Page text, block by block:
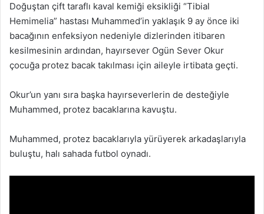
Doğuştan çift taraflı kaval kemiği eksikliği “Tibial
Hemimelia” hastası Muhammed’in yaklaşık 9 ay önce iki
bacağının enfeksiyon nedeniyle dizlerinden itibaren
kesilmesinin ardından, hayırsever Ogün Sever Okur
çocuğa protez bacak takılması için aileyle irtibata geçti.
Okur’un yanı sıra başka hayırseverlerin de desteğiyle
Muhammed, protez bacaklarına kavuştu.
Muhammed, protez bacaklarıyla yürüyerek arkadaşlarıyla
buluştu, halı sahada futbol oynadı.